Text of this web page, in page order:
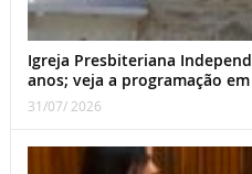
Igreja Presbiteriana
anos; veja a programação
31/07/ 2026